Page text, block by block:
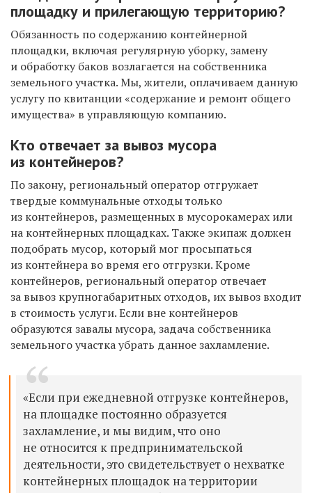
площадку и прилегающую территорию?
Обязанность по содержанию контейнерной
площадки, включая регулярную уборку, замену
и обработку баков возлагается на собственника
земельного участка. Мы, жители, оплачиваем данную
услугу по квитанции «содержание и ремонт общего
имущества» в управляющую компанию.
Кто отвечает за вывоз мусора
из контейнеров?
По закону, региональный оператор отгружает
твердые коммунальные отходы только
из контейнеров, размещенных в мусорокамерах или
на контейнерных площадках. Также экипаж должен
подобрать мусор, который мог просыпаться
из контейнера во время его отгрузки. Кроме
контейнеров, региональный оператор отвечает
за вывоз крупногабаритных отходов, их вывоз входит
в стоимость услуги. Если вне контейнеров
образуются завалы мусора, задача собственника
земельного участка убрать данное захламление.
«Если при ежедневной отгрузке контейнеров,
на площадке постоянно образуется
захламление, и мы видим, что оно
не относится к предпринимательской
деятельности, это свидетельствует о нехватке
контейнерных площадок на территории